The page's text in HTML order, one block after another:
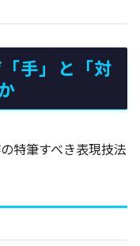
手」と「対
特筆すべき表現技法